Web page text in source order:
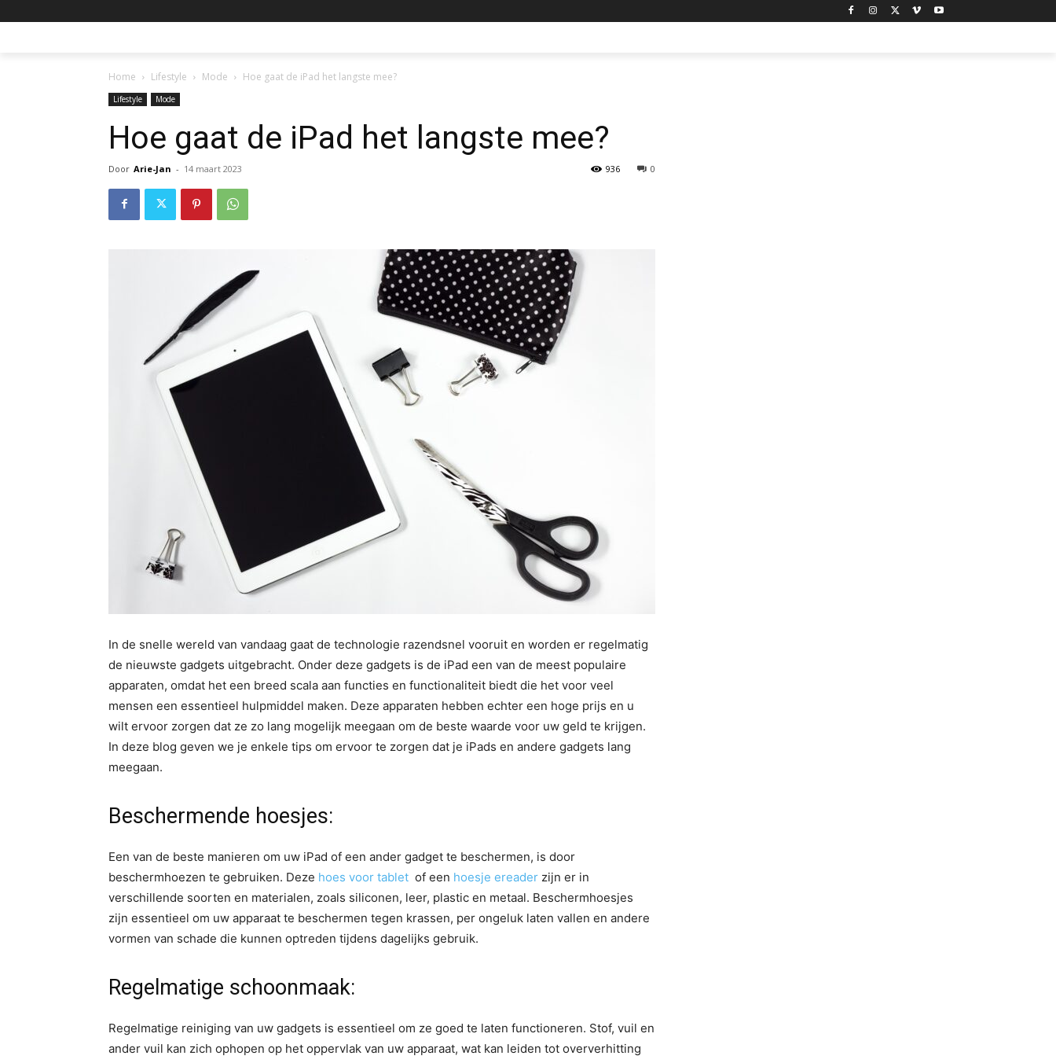
Home Lifestyle Mode Hoe gaat de iPad het langste mee?
Lifestyle Mode
Hoe gaat de iPad het langste mee?
Door Arie-Jan - 14 maart 2023 0
936
In de snelle wereld van vandaag gaat de technologie razendsnel vooruit en worden er regelmatig
de nieuwste gadgets uitgebracht. Onder deze gadgets is de iPad een van de meest populaire
apparaten, omdat het een breed scala aan functies en functionaliteit biedt die het voor veel
mensen een essentieel hulpmiddel maken. Deze apparaten hebben echter een hoge prijs en u
wilt ervoor zorgen dat ze zo lang mogelijk meegaan om de beste waarde voor uw geld te krijgen.
In deze blog geven we je enkele tips om ervoor te zorgen dat je iPads en andere gadgets lang
meegaan.
Beschermende hoesjes:
Een van de beste manieren om uw iPad of een ander gadget te beschermen, is door
beschermhoezen te gebruiken. Deze hoes voor tablet of een hoesje ereader zijn er in
verschillende soorten en materialen, zoals siliconen, leer, plastic en metaal. Beschermhoesjes
zijn essentieel om uw apparaat te beschermen tegen krassen, per ongeluk laten vallen en andere
vormen van schade die kunnen optreden tijdens dagelijks gebruik.
Regelmatige schoonmaak:
Regelmatige reiniging van uw gadgets is essentieel om ze goed te laten functioneren. Stof, vuil en
ander vuil kan zich ophopen op het oppervlak van uw apparaat, wat kan leiden tot oververhitting